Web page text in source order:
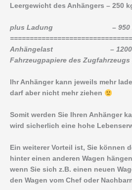
Leergewicht des Anhängers – 250
plus Ladung – 950 kg
Anhängelast – 1200
Fahrzeugpapiere des Zugfahrzeugs
Ihr Anhänger kann jeweils mehr
darf aber nicht mehr ziehen
Somit werden Sie Ihren Anhänger
wird sicherlich eine hohe
Ein weiterer Vorteil ist, Sie können
hinter einen anderen Wagen
wenn Sie sich z.B. einen neuen
den Wagen vom Chef oder